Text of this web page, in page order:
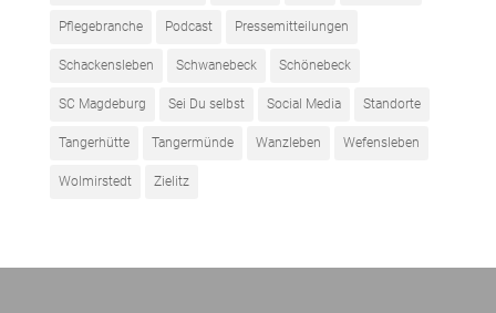
Pflegebranche Podcast Pressemitteilungen
Schackensleben Schwanebeck Schönebeck
SC Magdeburg Sei Du selbst Social Media Standorte
Tangerhütte Tangermünde Wanzleben Wefensleben
Wolmirstedt Zielitz